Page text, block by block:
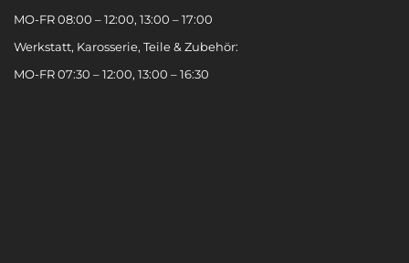
MO-FR 08:00 – 12:00, 13:00 – 17:00
Werkstatt, Karosserie, Teile & Zubehör:
MO-FR 07:30 – 12:00, 13:00 – 16:30